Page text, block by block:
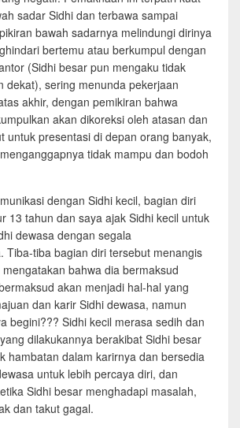
sadar Sidhi dan terbawa sampai
bawah sadarnya melindungi dirinya
bertemu atau berkumpul dengan
(Sidhi besar pun mengaku tidak
dekat), sering menunda pekerjaan
akhir, dengan pemikiran bahwa
akan dikoreksi oleh atasan dan
untuk presentasi di depan orang banyak,
tidak mampu dan bodoh
dengan Sidhi kecil, bagian diri
13 tahun dan saya ajak Sidhi kecil untuk
dewasa dengan segala
Tiba-tiba bagian diri tersebut menangis
bahwa dia bermaksud
akan menjadi hal-hal yang
dan karir Sidhi dewasa, namun
begini??? Sidhi kecil merasa sedih dan
dilakukannya berakibat Sidhi besar
hambatan dalam karirnya dan bersedia
untuk lebih percaya diri, dan
Sidhi besar menghadapi masalah,
dan takut gagal.